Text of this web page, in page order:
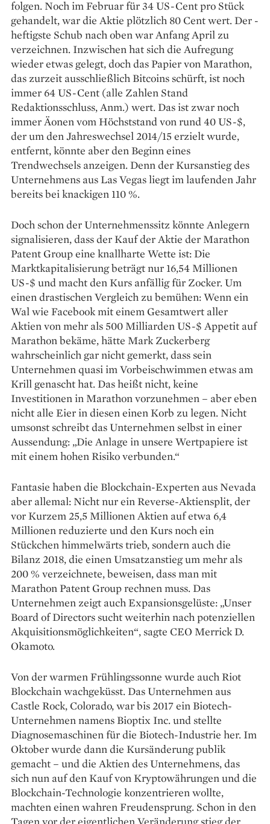
folgen. Noch im Februar für 34 US-Cent pro Stück
gehandelt, war die Aktie plötzlich 80 Cent wert. Der ­
heftigste Schub nach oben war Anfang ­April zu
verzeichnen. Inzwischen hat sich die Aufregung
wieder etwas gelegt, doch das Papier von Marathon,
das zurzeit ausschließlich Bitcoins schürft, ist noch
immer 64 US-Cent (alle Zahlen Stand
Redaktionsschluss, Anm.) wert. Das ist zwar noch
immer ­Äonen vom Höchststand von rund 40 US-$,
der um den Jahreswechsel 2014/15 erzielt wurde,
entfernt, könnte aber den Beginn eines
Trendwechsels ­anzeigen. Denn der Kursanstieg des
Unternehmens aus Las Vegas liegt im laufenden Jahr
bereits bei knackigen 110 %.
Doch schon der Unternehmenssitz könnte Anlegern
signalisieren, dass der Kauf der Aktie der Marathon
Patent Group eine knallharte Wette ist: Die
Marktkapitalisierung beträgt nur 16,54 Millionen
US-$ und macht den Kurs anfällig für Zocker. Um
einen drastischen Vergleich zu bemühen: Wenn ein
Wal wie Facebook mit einem Gesamtwert aller
Aktien von mehr als 500 Milliarden US-$ Appetit auf
Marathon bekäme, hätte Mark Zuckerberg
wahrscheinlich gar nicht gemerkt, dass sein
Unternehmen quasi im Vorbeischwimmen etwas am
Krill genascht hat. Das heißt nicht, keine
Investitionen in Marathon vorzunehmen – aber eben
nicht alle Eier in diesen einen Korb zu legen. Nicht
umsonst schreibt das Unternehmen selbst in einer
Aussendung: „Die Anlage in ­unsere Wertpapiere ist
mit einem hohen ­Risiko verbunden.“
Fantasie haben die Blockchain-Experten aus Nevada
aber ­allemal: Nicht nur ein Reverse-Aktiensplit, der
vor Kurzem 25,5 Millionen Aktien auf etwa 6,4
Millionen reduzierte und den Kurs noch ein
Stückchen himmelwärts trieb, sondern auch die
Bilanz 2018, die einen Umsatzanstieg um mehr als
200 % verzeichnete, beweisen, dass man mit
Marathon Patent Group rechnen muss. Das
Unternehmen zeigt auch Expansionsgelüste: „Unser
Board of Directors sucht weiterhin nach potenziellen
Akquisitionsmöglichkeiten“, sagte CEO Merrick D.
Okamoto.
Von der warmen Frühlingssonne wurde auch Riot
Blockchain wachgeküsst. Das Unternehmen aus
Castle Rock, Colorado, war bis 2017 ein Biotech-
Unternehmen ­namens Bioptix Inc. und ­stellte
Diagnosemaschinen für die Biotech-Industrie her. Im
Oktober wurde dann die Kursänderung publik
gemacht – und die Aktien des Unternehmens, das
sich nun auf den Kauf von Kryptowährungen und die
Blockchain-Technologie konzentrieren wollte,
machten einen wahren Freudensprung. Schon in den
Tagen vor der eigentlichen Veränderung stieg der